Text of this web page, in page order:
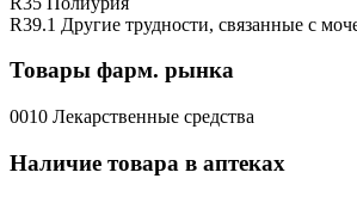
R39.1 Другие трудности, связанные с
Товары фарм. рынка
0010 Лекарственные средства
Наличие товара в аптеках